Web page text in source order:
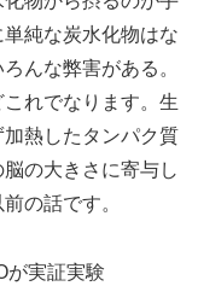
純な炭水化物はな
んな弊害がある。
れでなります。生
熱したタンパク質
の大きさに寄与し
の話です。
実証実験